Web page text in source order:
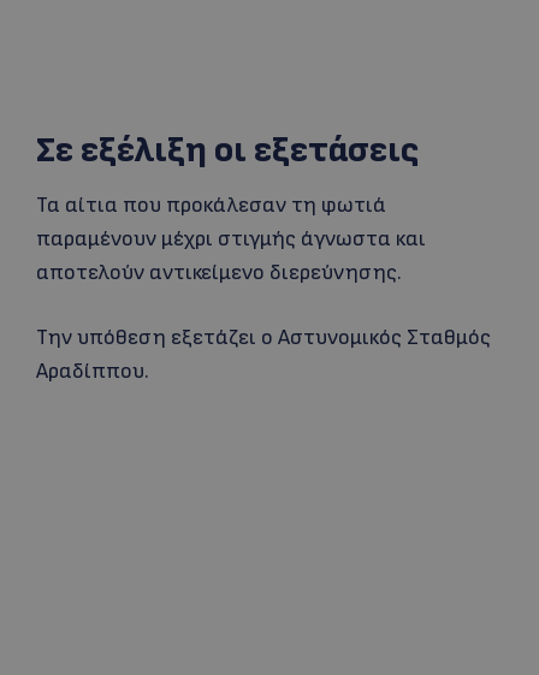
Σε εξέλιξη οι εξετάσεις
Τα αίτια που προκάλεσαν τη φωτιά
παραμένουν μέχρι στιγμής άγνωστα και
αποτελούν αντικείμενο διερεύνησης.
Την υπόθεση εξετάζει ο Αστυνομικός Σταθμός
Αραδίππου.